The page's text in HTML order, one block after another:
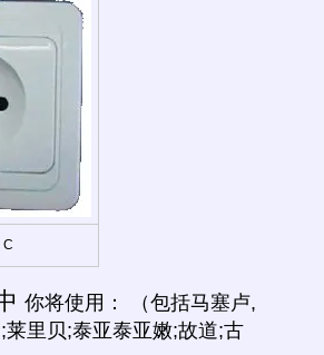
C
你将使用： （包括马塞卢,
莱里贝;泰亚泰亚嫩;故道;古